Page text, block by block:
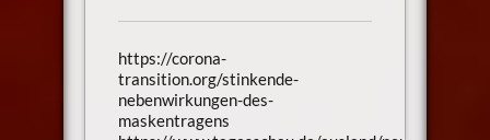
https://corona-
transition.org/stinkende-
nebenwirkungen-des-
maskentragens